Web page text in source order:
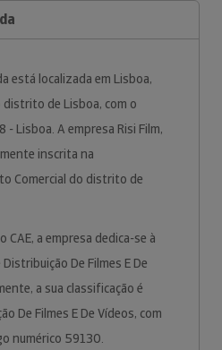
está localizada em Lisboa,
de Lisboa, com o
Lisboa. A empresa Risi Film,
inscrita na
Comercial do distrito de
CAE, a empresa dedica-se à
De Filmes E De
a sua classificação é
De Filmes E De Vídeos, com
numérico 59130.